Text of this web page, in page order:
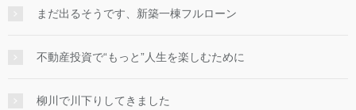
まだ出るそうです、新築一棟フルローン
不動産投資で“もっと”人生を楽しむために
柳川で川下りしてきました